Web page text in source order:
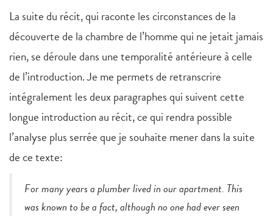
La suite du récit, qui raconte les circonstances de la
découverte de la chambre de l’homme qui ne jetait jamais
rien, se déroule dans une temporalité antérieure à celle
de l’introduction. Je me permets de retranscrire
intégralement les deux paragraphes qui suivent cette
longue introduction au récit, ce qui rendra possible
l’analyse plus serrée que je souhaite mener dans la suite
de ce texte:
For many years a plumber lived in our apartment. This
was known to be a fact, although no one had ever seen